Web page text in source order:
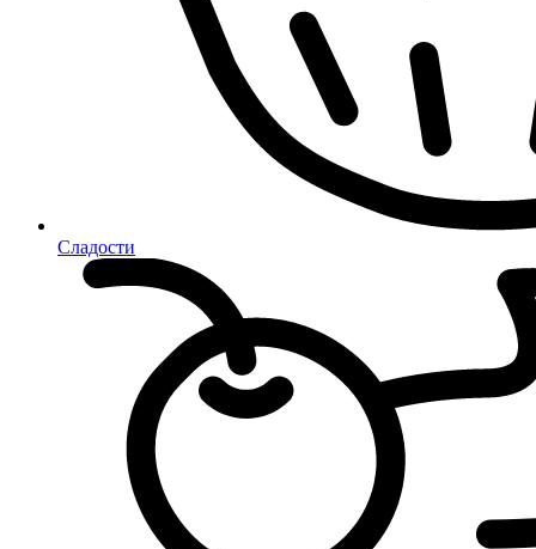
Сладости